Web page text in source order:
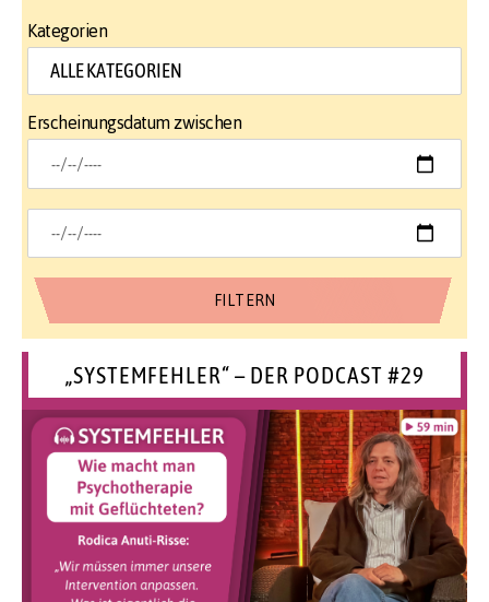
Kategorien
Erscheinungsdatum zwischen
„SYSTEMFEHLER“ – DER PODCAST #29